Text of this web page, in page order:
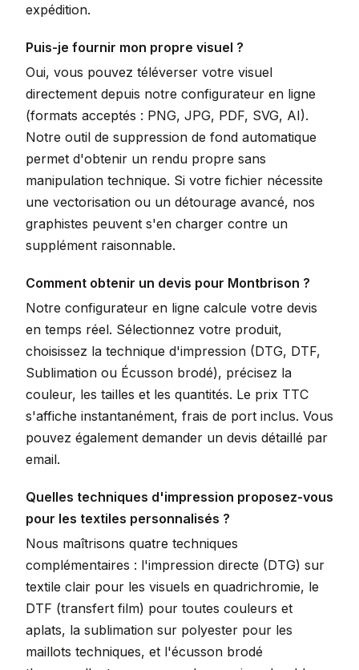
expédition.
Puis-je fournir mon propre visuel ?
Oui, vous pouvez téléverser votre visuel
directement depuis notre configurateur en ligne
(formats acceptés : PNG, JPG, PDF, SVG, AI).
Notre outil de suppression de fond automatique
permet d'obtenir un rendu propre sans
manipulation technique. Si votre fichier nécessite
une vectorisation ou un détourage avancé, nos
graphistes peuvent s'en charger contre un
supplément raisonnable.
Comment obtenir un devis pour Montbrison ?
Notre configurateur en ligne calcule votre devis
en temps réel. Sélectionnez votre produit,
choisissez la technique d'impression (DTG, DTF,
Sublimation ou Écusson brodé), précisez la
couleur, les tailles et les quantités. Le prix TTC
s'affiche instantanément, frais de port inclus. Vous
pouvez également demander un devis détaillé par
email.
Quelles techniques d'impression proposez-vous
pour les textiles personnalisés ?
Nous maîtrisons quatre techniques
complémentaires : l'impression directe (DTG) sur
textile clair pour les visuels en quadrichromie, le
DTF (transfert film) pour toutes couleurs et
aplats, la sublimation sur polyester pour les
maillots techniques, et l'écusson brodé